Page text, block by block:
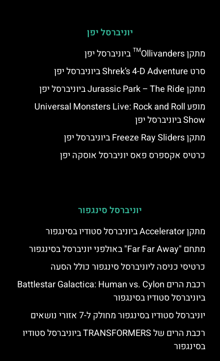
יוניברסל יפן
מתקן Ollivanders™ ביוניברסל יפן
סרט Shrek’s 4-D Adventure ביוניברסל יפן
מתקן Jurassic Park – The Ride ביוניברסל יפן
מופע Universal Monsters Live: Rock and Roll
Show ביוניברסל יפן
מתקן Freeze Ray Sliders ביוניברסל יפן
כרטיס אקספרס פאס יוניברסל אוסקה יפן
יוניברסל סינגפור
מתקן Accelerator ביוניברסל סטודיו בסינגפור
מתחם "Far Far Away" באולפני יוניברסל בסינגפור
כרטיסי כניסה ליוניברסל סינגפור כולל הסעה
רכבת הרים Battlestar Galactica: Human vs. Cylon
ביוניברסל סטודיו בסינגפור
יוניברסל סטודיו בסינגפור מחולק ל-7 אזורי נושאים
רכבת הרים של TRANSFORMERS ביוניברסל סטודיו
בסינגפור